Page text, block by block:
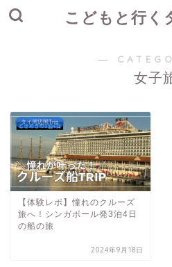
こどもと行く
―
女子
タイ周辺国Trip
【体験レポ】憧れのクルーズ
旅へ！シンガポール発3泊4日
の船の旅
2024年9月18日